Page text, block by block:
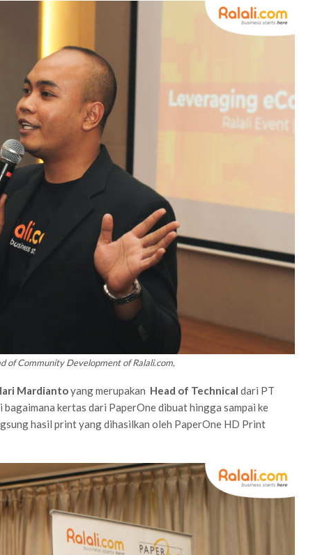
of Community Development of Ralali.com,
Mardiantoyang merupakan Head of Technical dari PT
kertas dari PaperOne dibuat hingga sampai ke
hasil print yang dihasilkan oleh PaperOne HD Print